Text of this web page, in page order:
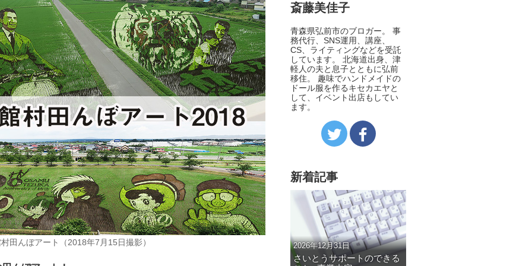
田んぼアート（2018年7月15日撮影）
斎藤美佳子
青森県弘前市のブロガー。 事
務代行、SNS運用、講座、
CS、ライティングなどを受託
しています。 北海道出身、津
軽人の夫と息子とともに弘前
移住。 趣味でハンドメイドの
ドール服を作るキセカエヤと
して、イベント出店もしてい
ます。
新着記事
2026年12月31日
さいとうサポートのできる